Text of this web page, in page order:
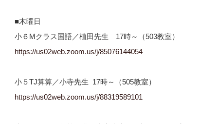
■木曜日
小６Mクラス国語／植田先生 17時～（503教室）
https://us02web.zoom.us/j/85076144054
小５TJ算算／小寺先生 17時～（505教室）
https://us02web.zoom.us/j/88319589101